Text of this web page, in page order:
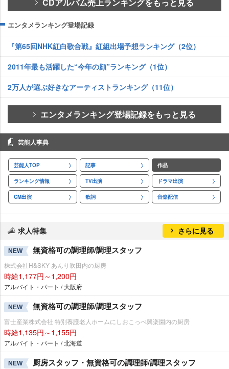
CDアルバム売上ランキングをもっと見る
エンタメランキング登場記録
『第65回NHK紅白歌合戦』紅組出場予想ランキング（2位）
2011年最も活躍した“今年の顔”ランキング（1位）
2万人が選ぶ好きなアーティストランキング（11位）
エンタメランキング登場記録をもっと見る
芸能人事典
芸能人TOP 記事 作品
ランキング情報 TV出演 ドラマ出演
CM出演 歌詞 音楽配信
求人特集 さらに見る
NEW 無資格可の調理師/調理スタッフ
株式会社H&SKY あんり吹田内の厨房
時給1,177円～1,200円
アルバイト・パート / 大阪府
NEW 無資格可の調理師/調理スタッフ
富士産業株式会社 特別養護老人ホームにしおこっぺ興楽園内の厨房
時給1,135円～1,155円
アルバイト・パート / 北海道
NEW 厨房スタッフ・無資格可の調理師/調理スタッフ